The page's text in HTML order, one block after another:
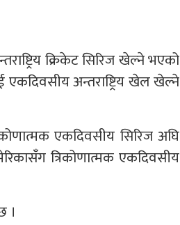
क्रिकेट सिरिज खेल्ने भएको
अन्तराष्ट्रिय खेल खेल्ने
एकदिवसीय सिरिज अघि
त्रिकोणात्मक एकदिवसीय
।